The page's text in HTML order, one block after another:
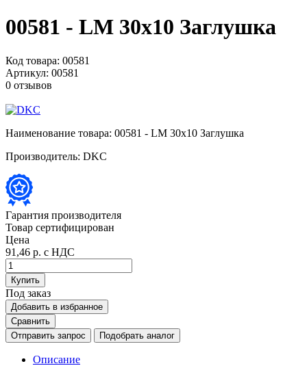
00581 - LM 30x10 Заглушка
Код товара: 00581
Артикул: 00581
0 отзывов
Наименование товара: 00581 - LM 30x10 Заглушка
Производитель: DKC
Гарантия производителя
Товар сертифицирован
Цена
91,46 р. с НДС
Купить
Под заказ
Добавить в избранное
Сравнить
Отправить запрос
Подобрать аналог
Описание